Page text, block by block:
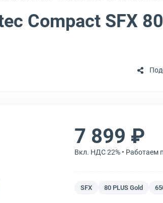
Compact SFX
7 899 ₽
Вкл. НДС 22% • Работаем
SFX 80 PLUS Gold